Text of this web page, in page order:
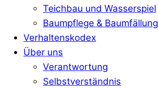
Teichbau und Wasserspiel
Baumpflege & Baumfällung
Verhaltenskodex
Über uns
Verantwortung
Selbstverständnis